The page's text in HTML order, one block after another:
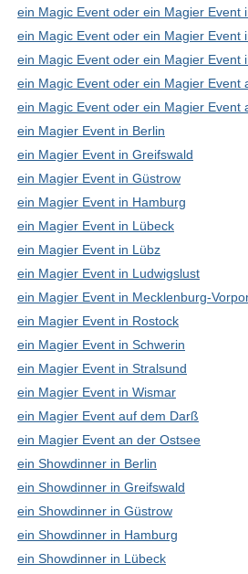
ein Magic Event oder ein Magier Event
ein Magic Event oder ein Magier Event
ein Magic Event oder ein Magier Event
ein Magic Event oder ein Magier Event
ein Magic Event oder ein Magier Event
ein Magier Event in Berlin
ein Magier Event in Greifswald
ein Magier Event in Güstrow
ein Magier Event in Hamburg
ein Magier Event in Lübeck
ein Magier Event in Lübz
ein Magier Event in Ludwigslust
ein Magier Event in Mecklenburg-
ein Magier Event in Rostock
ein Magier Event in Schwerin
ein Magier Event in Stralsund
ein Magier Event in Wismar
ein Magier Event auf dem Darß
ein Magier Event an der Ostsee
ein Showdinner in Berlin
ein Showdinner in Greifswald
ein Showdinner in Güstrow
ein Showdinner in Hamburg
ein Showdinner in Lübeck